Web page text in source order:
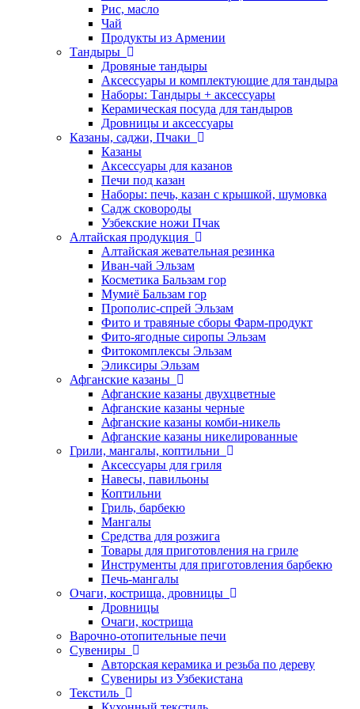
Рис, масло
Чай
Продукты из Армении
Тандыры
Дровяные тандыры
Аксессуары и комплектующие для тандыра
Наборы: Тандыры + аксессуары
Керамическая посуда для тандыров
Дровницы и аксессуары
Казаны, саджи, Пчаки
Казаны
Аксессуары для казанов
Печи под казан
Наборы: печь, казан с крышкой, шумовка
Садж сковороды
Узбекские ножи Пчак
Алтайская продукция
Алтайская жевательная резинка
Иван-чай Эльзам
Косметика Бальзам гор
Мумиё Бальзам гор
Прополис-спрей Эльзам
Фито и травяные сборы Фарм-продукт
Фито-ягодные сиропы Эльзам
Фитокомплексы Эльзам
Эликсиры Эльзам
Афганские казаны
Афганские казаны двухцветные
Афганские казаны черные
Афганские казаны комби-никель
Афганские казаны никелированные
Грили, мангалы, коптильни
Аксессуары для гриля
Навесы, павильоны
Коптильни
Гриль, барбекю
Мангалы
Средства для розжига
Товары для приготовления на гриле
Инструменты для приготовления барбекю
Печь-мангалы
Очаги, кострища, дровницы
Дровницы
Очаги, кострища
Варочно-отопительные печи
Сувениры
Авторская керамика и резьба по дереву
Сувениры из Узбекистана
Текстиль